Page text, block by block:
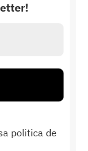
politica de